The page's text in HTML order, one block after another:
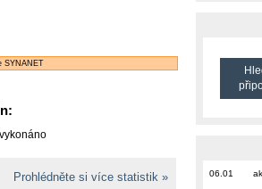
SYNANET
Prohlédněte si více statistik » 06.01